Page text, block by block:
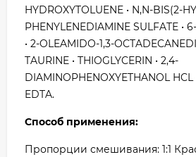
HYDROXYTOLUENE • N,N-BIS(2-
PHENYLENEDIAMINE SULFATE •
• 2-OLEAMIDO-1,3-
TAURINE • THIOGLYCERIN • 2,4-
DIAMINOPHENOXYETHANOL HCL
EDTA.
Способ применения:
Пропорции смешивания: 1:1